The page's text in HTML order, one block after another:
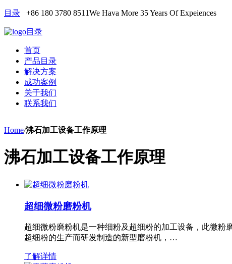
目录 +86 180 3780 8511We Hava More 35 Years Of Expeiences
目录
首页
产品目录
解决方案
成功案例
关于我们
联系我们
Home/沸石加工设备工作原理
沸石加工设备工作原理
超细微粉磨粉机
超细微粉磨粉机是一种细粉及超细粉的加工设备，此微粉
超细粉的生产而研发制造的新型磨粉机，…
了解详情